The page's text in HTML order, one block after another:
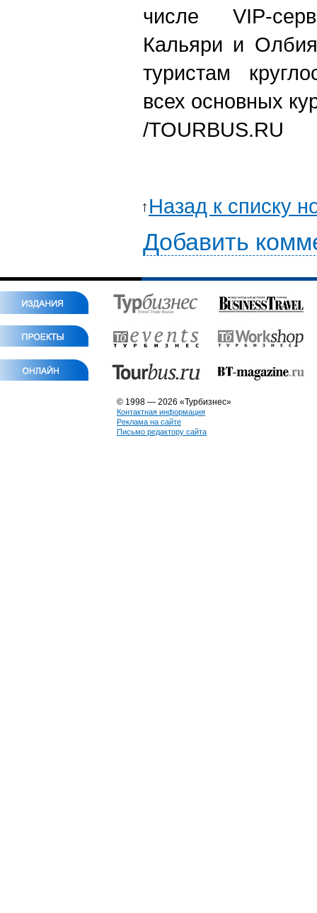
числе VIP-
Кальяри и
туристам
всех основных
/TOURBUS.RU
Назад к списку
Добавить
© 1998 — 2026 «Турбизнес»
Контактная информация
Реклама на сайте
Письмо редактору сайта